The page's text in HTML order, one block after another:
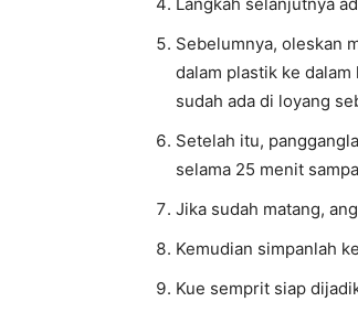
Sebelumnya, oleskan
dalam plastik ke
sudah ada di loyang
Setelah itu,
selama 25 menit
Jika sudah matang,
Kemudian simpanlah
Kue semprit siap